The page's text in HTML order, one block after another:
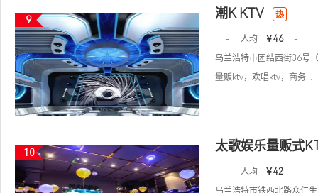
9 潮K KTV 热
- 人均 ￥46
-
乌兰浩特市团结西街36号
量贩ktv，欢唱ktv，商务...
10 太歌娱乐量贩式
- 人均 ￥42
-
乌兰浩特市铁西北路众仁